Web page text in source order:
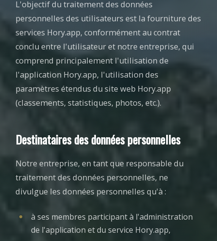
L'objectif du traitement des données
personnelles des utilisateurs est la fourniture des
services Hory.app, conformément au contrat
conclu entre l'utilisateur et notre entreprise, qui
comprend principalement l'utilisation de
l'application Hory.app, l'utilisation des
paramètres étendus du site web Hory.app
(classements, statistiques, photos, etc.).
Destinataires des données personnelles
Notre entreprise, en tant que responsable du
traitement des données personnelles, ne
divulgue les données personnelles qu'à :
à ses membres participant à l'administration
de l'application et du service Hory.app,